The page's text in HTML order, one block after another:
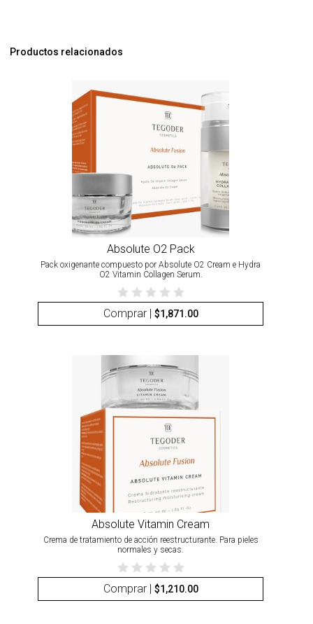
Productos relacionados
Absolute O2 Pack
Pack oxigenante compuesto por Absolute O2 Cream e Hydra
O2 Vitamin Collagen Serum.
Comprar | $1,871.00
Absolute Vitamin Cream
Crema de tratamiento de acción reestructurante. Para pieles
normales y secas.
Comprar | $1,210.00